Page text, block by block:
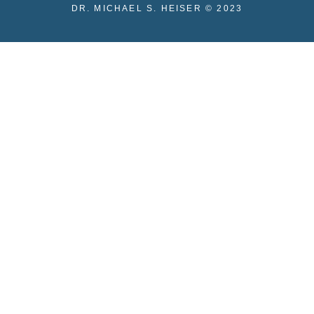
DR. MICHAEL S. HEISER © 2023